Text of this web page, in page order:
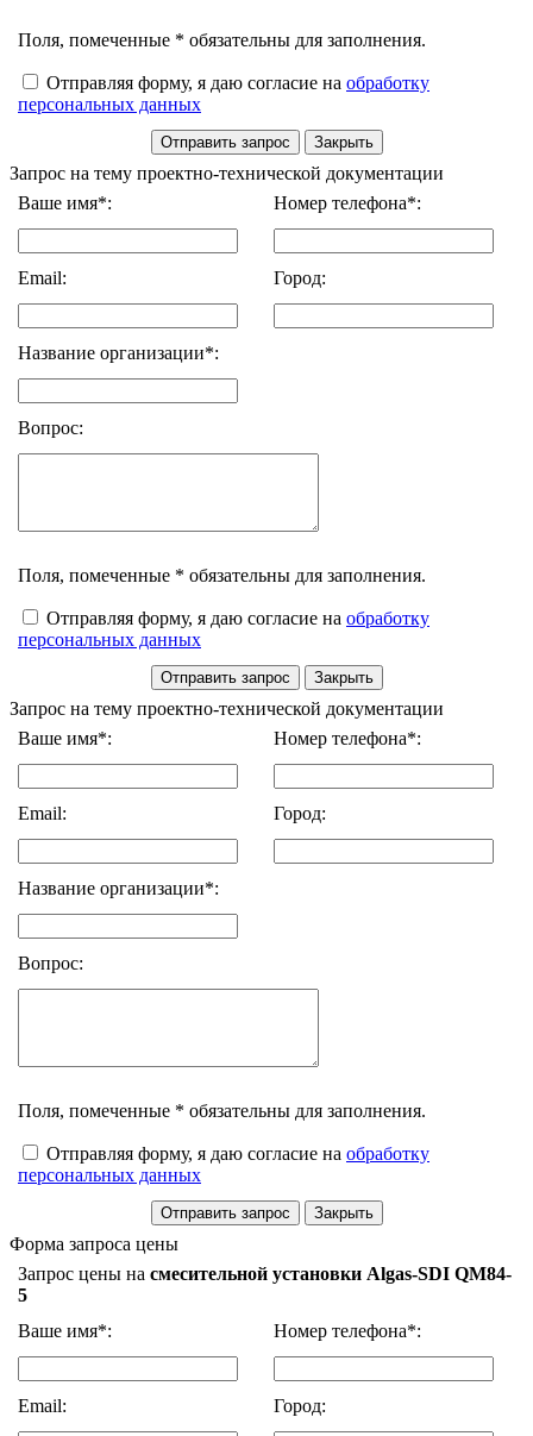
Поля, помеченные * обязательны для заполнения.
Отправляя форму, я даю согласие на обработку
персональных данных
Запрос на тему проектно-технической документации
Ваше имя*:
Номер телефона*:
Email: Город:
Название организации*:
Вопрос:
Поля, помеченные * обязательны для заполнения.
Отправляя форму, я даю согласие на обработку
персональных данных
Запрос на тему проектно-технической документации
Ваше имя*:
Номер телефона*:
Email: Город:
Название организации*:
Вопрос:
Поля, помеченные * обязательны для заполнения.
Отправляя форму, я даю согласие на обработку
персональных данных
Форма запроса цены
Запрос цены на смесительной установки Algas-SDI QM84-
5
Ваше имя*:
Номер телефона*:
Email: Город: